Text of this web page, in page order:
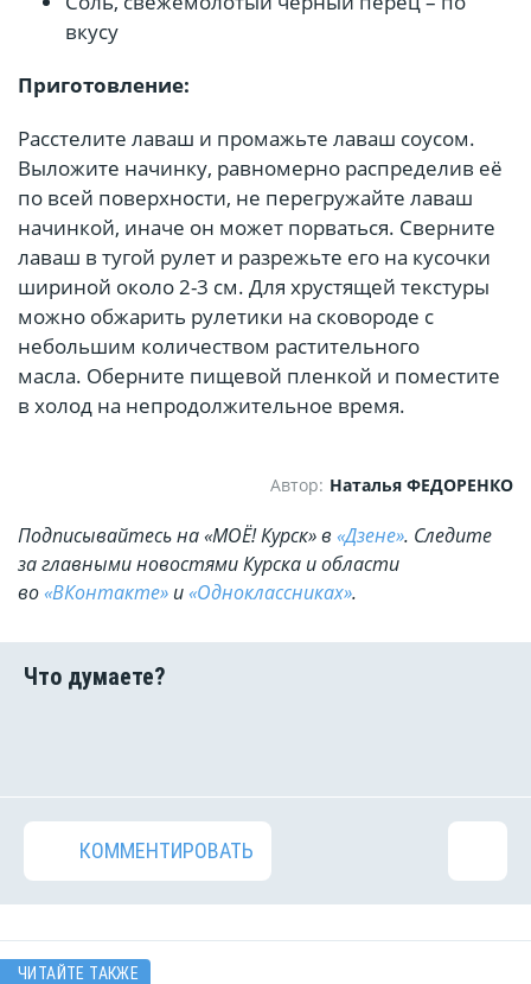
вкусу
Приготовление:
Расстелите лаваш и промажьте лаваш соусом.
Выложите начинку, равномерно распределив её
по всей поверхности, не перегружайте лаваш
начинкой, иначе он может порваться. Сверните
лаваш в тугой рулет и разрежьте его на кусочки
шириной около 2-3 см. Для хрустящей текстуры
можно обжарить рулетики на сковороде с
небольшим количеством растительного
масла. Оберните пищевой пленкой и поместите
в холод на непродолжительное время.
Автор: Наталья ФЕДОРЕНКО
Подписывайтесь на «МОЁ! Курск» в «Дзене». Cледите
за главными новостями Курска и области
во«ВКонтакте» и«Одноклассниках».
КОММЕНТИРОВАТЬ
ЧИТАЙТЕ ТАКЖЕ